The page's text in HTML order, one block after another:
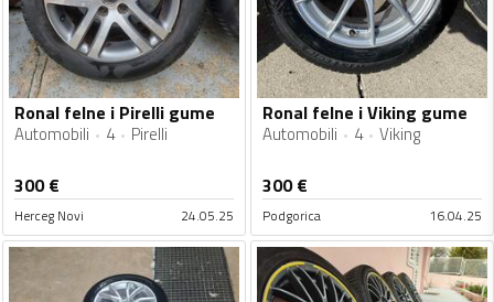
Ronal felne i Pirelli gume
Automobili 4 Pirelli
300€
Herceg Novi 24.05.25
Ronal felne i Viking gume
Automobili 4 Viking
300€
Podgorica 16.04.25